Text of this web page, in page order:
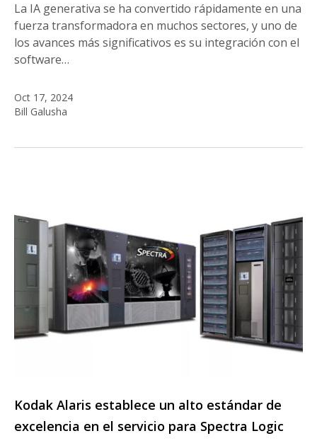
La IA generativa se ha convertido rápidamente en una
fuerza transformadora en muchos sectores, y uno de
los avances más significativos es su integración con el
software…
Oct 17, 2024
Bill Galusha
Kodak Alaris establece un alto estándar de
excelencia en el servicio para Spectra Logic